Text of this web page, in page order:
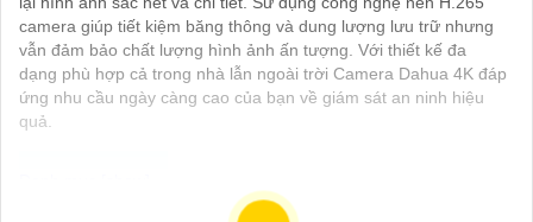
camera giúp tiết kiệm băng thông và dung lượng lưu trữ nhưng
vẫn đảm bảo chất lượng hình ảnh ấn tượng. Với thiết kế đa
dạng phù hợp cả trong nhà lẫn ngoài trời Camera Dahua 4K đáp
ứng nhu cầu ngày càng cao của bạn về giám sát an ninh hiệu
quả.